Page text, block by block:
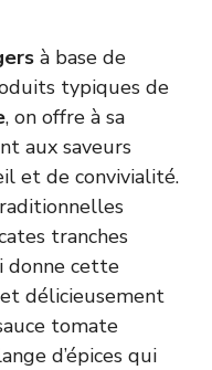
à base de
typiques de
, on offre à sa
aux saveurs
et de convivialité.
tranches
donne cette
délicieusement
tomate
d’épices qui